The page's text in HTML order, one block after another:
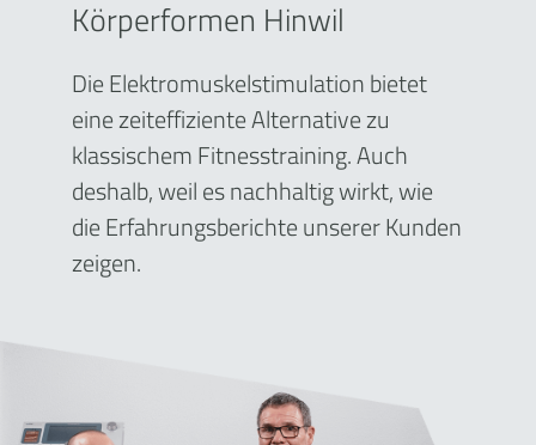
Körperformen Hinwil
Die Elektromuskelstimulation bietet
eine zeiteffiziente Alternative zu
klassischem Fitnesstraining. Auch
deshalb, weil es nachhaltig wirkt, wie
die Erfahrungsberichte unserer Kunden
zeigen.